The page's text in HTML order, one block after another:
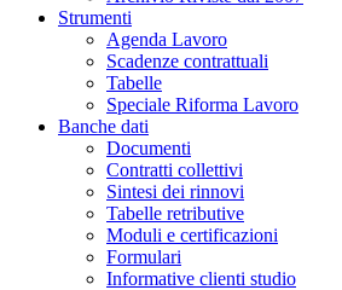
Strumenti
Agenda Lavoro
Scadenze contrattuali
Tabelle
Speciale Riforma Lavoro
Banche dati
Documenti
Contratti collettivi
Sintesi dei rinnovi
Tabelle retributive
Moduli e certificazioni
Formulari
Informative clienti studio